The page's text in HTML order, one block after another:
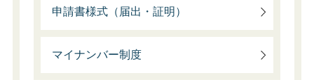
申請書様式（届出・証明）
マイナンバー制度